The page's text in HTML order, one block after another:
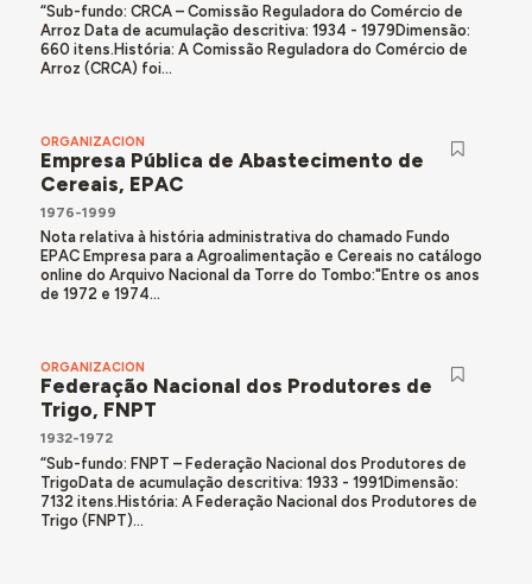
“Sub-fundo: CRCA – Comissão Reguladora do Comércio de
Arroz Data de acumulação descritiva: 1934 - 1979Dimensão:
660 itens.História: A Comissão Reguladora do Comércio de
Arroz (CRCA) foi...
ORGANIZACIÓN
Empresa Pública de Abastecimento de
Cereais, EPAC
1976-1999
Nota relativa à história administrativa do chamado Fundo
EPAC Empresa para a Agroalimentação e Cereais no catálogo
online do Arquivo Nacional da Torre do Tombo:"Entre os anos
de 1972 e 1974...
ORGANIZACIÓN
Federação Nacional dos Produtores de
Trigo, FNPT
1932-1972
“Sub-fundo: FNPT – Federação Nacional dos Produtores de
TrigoData de acumulação descritiva: 1933 - 1991Dimensão:
7132 itens.História: A Federação Nacional dos Produtores de
Trigo (FNPT)...